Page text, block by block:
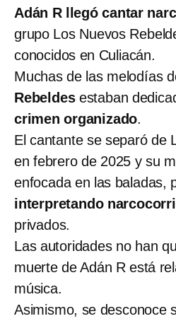
Adán R llegó cantar
grupo Los Nuevos
conocidos en Culiacán.
Muchas de las melodías
Rebeldesestaban
crimen organizado.
El cantante se separó de
en febrero de 2025 y su
enfocada en las baladas,
interpretando
privados.
Las autoridades no han
muerte de Adán R está
música.
Asimismo, se desconoce